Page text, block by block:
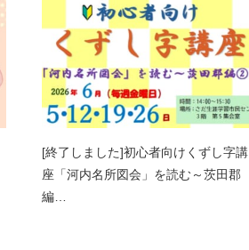
[終了しました]初心者向けくずし字講
座「河内名所図会」を読む～茨田郡
編…